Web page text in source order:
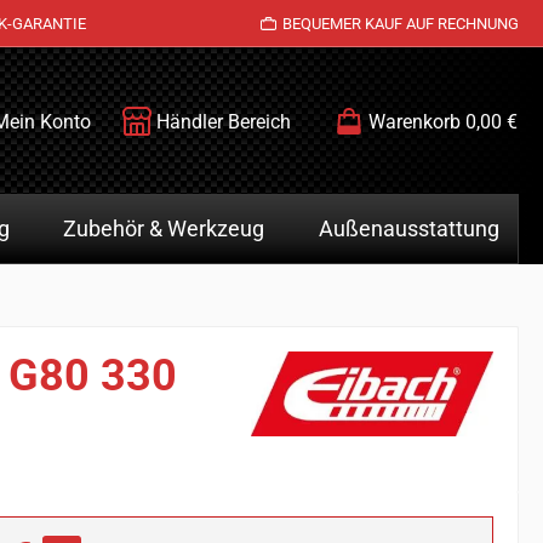
GARANTIE BEQUEMER KAUF AUF RECHNUNG
Konto Händler Bereich Warenkorb 0,00 €
Zubehör & Werkzeug Außenausstattung
330